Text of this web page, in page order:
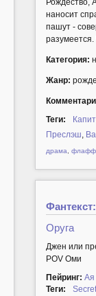
наносит
пашут -
разумеется.
Категория:
Жанр:
Теги:
Преслэш
драма флафф
Оруга
Джен или
POV Оми
Пейринг: Ая
Теги: